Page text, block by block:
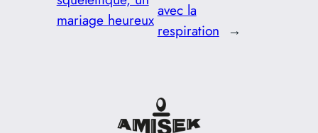
mariage heureux
avec la
respiration →